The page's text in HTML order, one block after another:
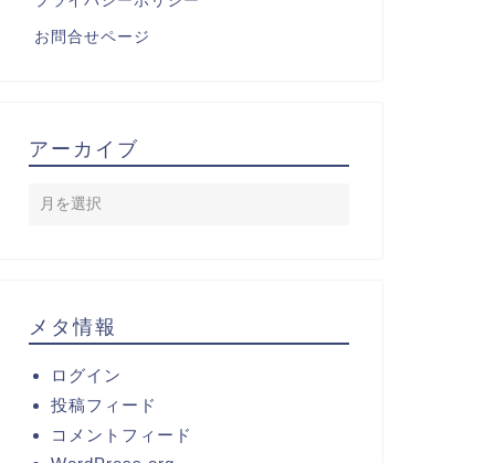
お問合せページ
アーカイブ
メタ情報
ログイン
投稿フィード
コメントフィード